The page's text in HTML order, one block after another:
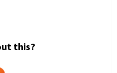
this?